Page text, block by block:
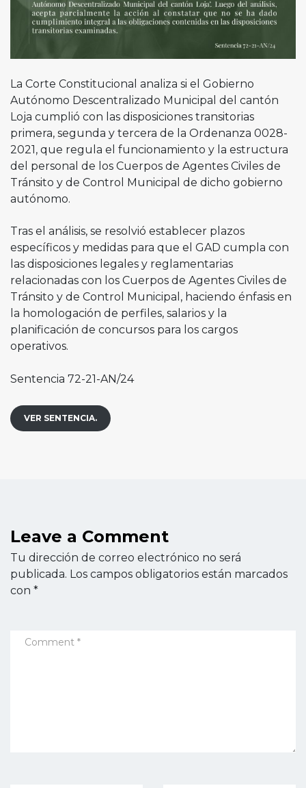
La Corte Constitucional analiza si el Gobierno
Autónomo Descentralizado Municipal del cantón
Loja cumplió con las disposiciones transitorias
primera, segunda y tercera de la Ordenanza 0028-
2021, que regula el funcionamiento y la estructura
del personal de los Cuerpos de Agentes Civiles de
Tránsito y de Control Municipal de dicho gobierno
autónomo.
Tras el análisis, se resolvió establecer plazos
específicos y medidas para que el GAD cumpla con
las disposiciones legales y reglamentarias
relacionadas con los Cuerpos de Agentes Civiles de
Tránsito y de Control Municipal, haciendo énfasis en
la homologación de perfiles, salarios y la
planificación de concursos para los cargos
operativos.
Sentencia 72-21-AN/24
VER SENTENCIA.
Leave a Comment
Tu dirección de correo electrónico no será
publicada. Los campos obligatorios están marcados
con *